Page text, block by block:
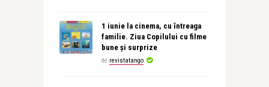
1 iunie la cinema, cu întreaga
familie. Ziua Copilului cu filme
bune și surprize
de revistatango